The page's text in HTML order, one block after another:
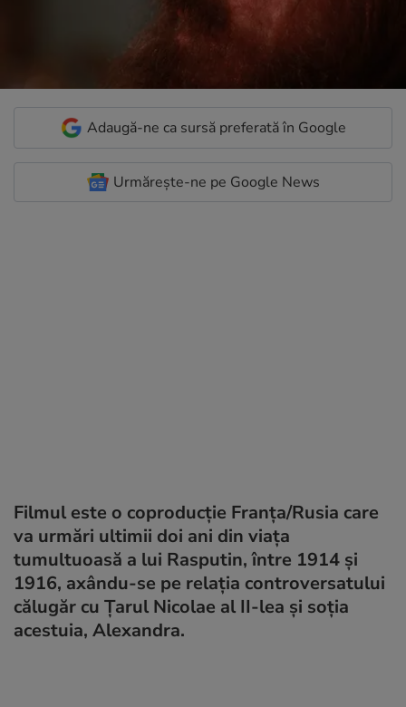
Adaugă-ne ca sursă preferată în Google
Urmărește-ne pe Google News
Filmul este o coproducţie Franţa/Rusia care
va urmări ultimii doi ani din viaţa
tumultuoasă a lui Rasputin, între 1914 şi
1916, axându-se pe relaţia controversatului
călugăr cu Ţarul Nicolae al II-lea şi soţia
acestuia, Alexandra.